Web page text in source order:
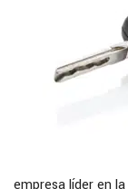
empresa líder en